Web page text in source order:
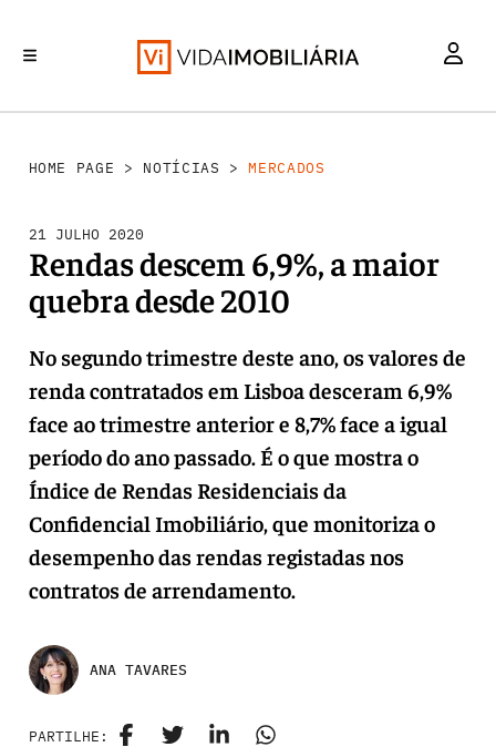
HOME PAGE > NOTÍCIAS >MERCADOS
21 JULHO 2020
Rendas descem 6,9%, a maior
quebra desde 2010
No segundo trimestre deste ano, os valores de
renda contratados em Lisboa desceram 6,9%
face ao trimestre anterior e 8,7% face a igual
período do ano passado. É o que mostra o
Índice de Rendas Residenciais da
Confidencial Imobiliário, que monitoriza o
desempenho das rendas registadas nos
contratos de arrendamento.
ANA TAVARES
PARTILHE: